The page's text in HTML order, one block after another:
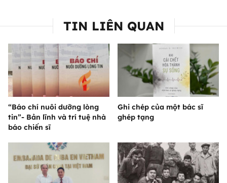
TIN LIÊN QUAN
“Báo chí nuôi dưỡng lòng
tin”- Bản lĩnh và trí tuệ nhà
báo chiến sĩ
Ghi chép của một bác sĩ
ghép tạng